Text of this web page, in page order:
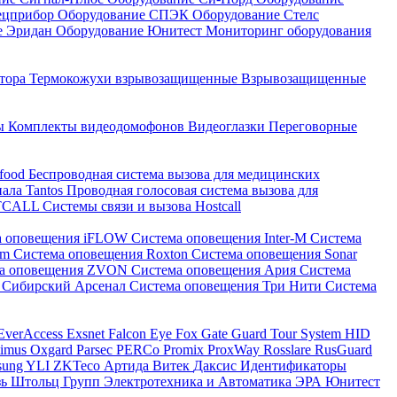
Оборудование СПЭК Оборудование Стелс
Эридан Оборудование Юнитест Мониторинг оборудования
Термокожухи взрывозащищенные Взрывозащищенные
Комплекты видеодомофонов Видеоглазки Переговорные
Беспроводная система вызова для медицинских
Tantos Проводная голосовая система вызова для
Системы связи и вызова Hostcall
оповещения iFLOW Система оповещения Inter-M Система
Система оповещения Roxton Система оповещения Sonar
оповещения ZVON Система оповещения Ария Система
Арсенал Система оповещения Три Нити Система
Exsnet Falcon Eye Fox Gate Guard Tour System HID
Oxgard Parsec PERCo Promix ProxWay Rosslare RusGuard
YLI ZKTeco Артида Витек Даксис Идентификаторы
Штольц Групп Электротехника и Автоматика ЭРА Юнитест